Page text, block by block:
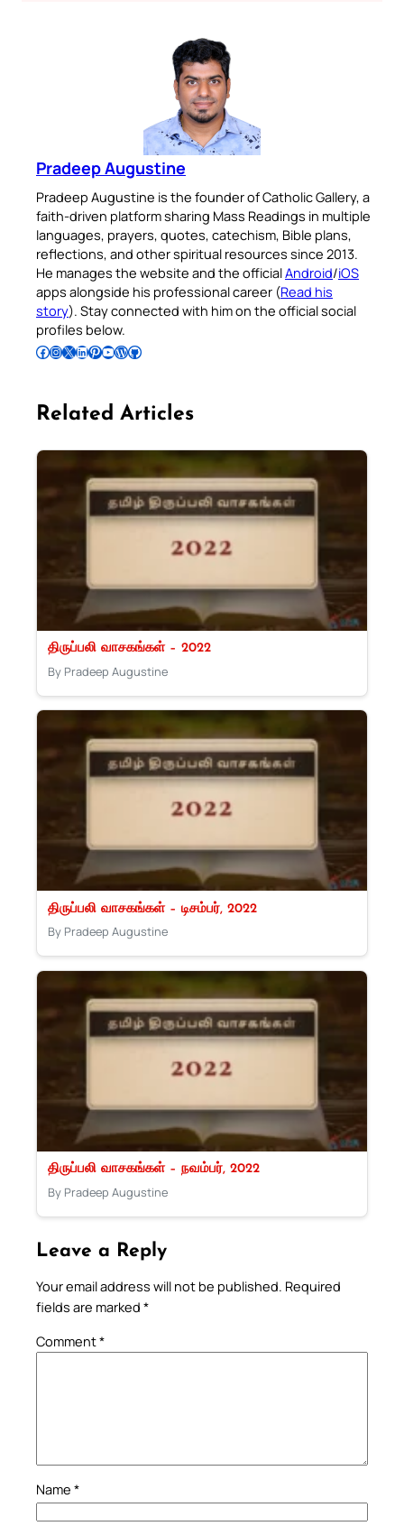
Pradeep Augustine
Pradeep Augustine is the founder of Catholic Gallery, a
faith-driven platform sharing Mass Readings in multiple
languages, prayers, quotes, catechism, Bible plans,
reflections, and other spiritual resources since 2013.
He manages the website and the officialAndroid/iOS
apps alongside his professional career (Read his
story). Stay connected with him on the official social
profiles below.
Follow Pradeep on Facebook Follow Pradeep on InstagramFollow Pradeep on X Follow Pradeep on LinkedIn Follow Pradeep on Pinterest Subscribe to Pradeep’s Youtube Channel Follow Pradeep on WordPress Follow Pradeep on GitHub
Related Articles
திருப்பலி வாசகங்கள் – 2022
By Pradeep Augustine
திருப்பலி வாசகங்கள் – டிசம்பர், 2022
By Pradeep Augustine
திருப்பலி வாசகங்கள் – நவம்பர், 2022
By Pradeep Augustine
Leave a Reply
Your email address will not be published. Required
fields are marked *
Comment*
Name *